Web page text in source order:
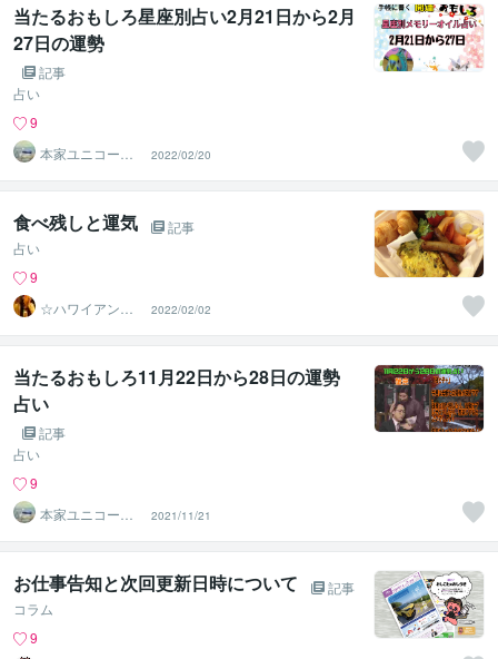
当たるおもしろ星座別占い2月21日から2月
27日の運勢
記事
占い
9
本家ユニコーン
の使者桜10周年
ありがとう
2022/02/20
食べ残しと運気
記事
占い
9
☆ハワイアンス
ピリチュル☆～
ハナイノウエ
2022/02/02
当たるおもしろ11月22日から28日の運勢
占い
記事
占い
9
本家ユニコーン
の使者桜10周年
ありがとう
2021/11/21
お仕事告知と次回更新日時について
記事
コラム
9